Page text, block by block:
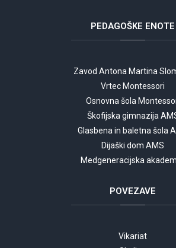
PEDAGOŠKE ENOTE
Zavod Antona Martina
Vrtec Montessori
Osnovna šola
Škofijska gimnazija
Glasbena in baletna šola
Dijaški dom AMS
Medgeneracijska
POVEZAVE
Vikariat